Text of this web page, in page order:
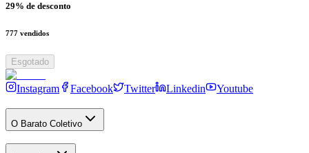
29% de desconto
777 vendidos
Esgotado
Instagram Facebook Twitter Linkedin Youtube
O Barato Coletivo